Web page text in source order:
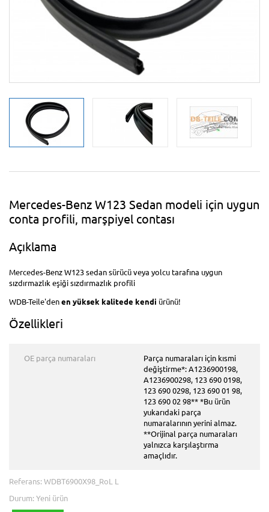
Mercedes-Benz W123 Sedan modeli için uygun
conta profili, marşpiyel contası
Açıklama
Mercedes-Benz W123 sedan sürücü veya yolcu tarafına uygun
sızdırmazlık eşiği sızdırmazlık profili
WDB-Teile'denen yüksek kalitede kendi ürünü!
Özellikleri
OE parça numaraları
Parça numaraları için kısmi
değiştirme*: A1236900198,
A1236900298, 123 690 0198,
123 690 0298, 123 690 01 98,
123 690 02 98** *Bu ürün
yukarıdaki parça
numaralarının yerini almaz.
**Orijinal parça numaraları
yalnızca karşılaştırma
amaçlıdır.
Referans: WDBT6900X98_RoL L
Durum: Yeni ürün